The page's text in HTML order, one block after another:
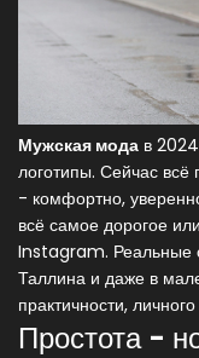
Мужская мода в
логотипы. Сейчас всё
- комфортно,
всё самое дорогое
Instagram. Реальные
Таллина и даже в
практичности,
Простота -